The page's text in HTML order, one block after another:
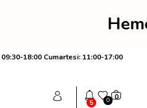
ol
18:00 Cumartesi: 11:00-17:00
5 0 0